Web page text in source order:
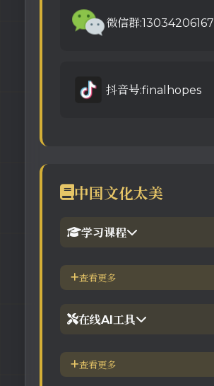
微信群:13034206167
抖音号:finalhopes
中国文化太美
学习课程
1.倪海厦官网备份版
查看更多
在线AI工具
【工具】紫微斗数命理分析
查看更多